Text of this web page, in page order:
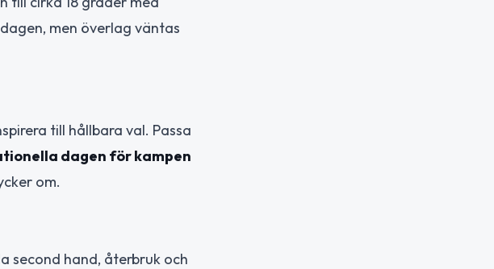
men överlag väntas
till hållbara val. Passa
dagen för kampen
om.
second hand, återbruk och